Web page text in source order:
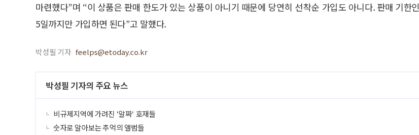
마련했다”며 “이 상품은 판매 한도가 있는 상품이 아니기 때문에 당연히 선착순 가입도 아니다. 판매 기한인
5일까지만 가입하면 된다”고 말했다.
박성필 기자 feelps@etoday.co.kr
박성필 기자의 주요 뉴스
비규제지역에 가려진 '알짜' 호재들
숫자로 알아보는 추억의 앨범들